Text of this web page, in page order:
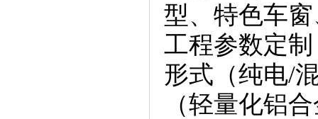
型、特色车
工程参数定
形式（纯电/
（轻量化铝